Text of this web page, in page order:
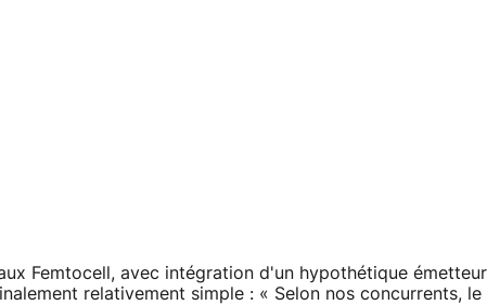
Femtocell, avec intégration d'un hypothétique émetteur
relativement simple : « Selon nos concurrents, le